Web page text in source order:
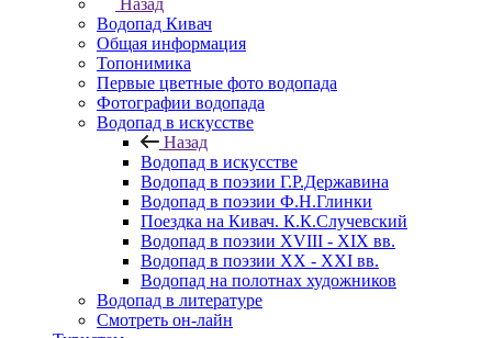
Назад
Водопад Кивач
Общая информация
Топонимика
Первые цветные фото водопада
Фотографии водопада
Водопад в искусстве
Назад
Водопад в искусстве
Водопад в поэзии Г.Р.Державина
Водопад в поэзии Ф.Н.Глинки
Поездка на Кивач. К.К.Случевский
Водопад в поэзии XVIII - XIX вв.
Водопад в поэзии XX - XXI вв.
Водопад на полотнах художников
Водопад в литературе
Смотреть он-лайн